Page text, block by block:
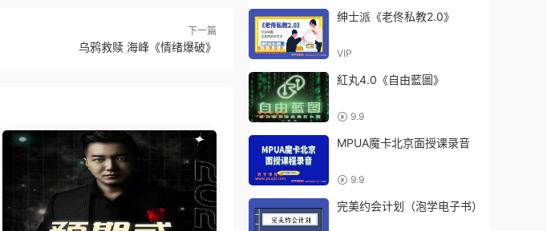
下一篇
乌鸦救赎 海峰《情绪爆破》
绅士派《老佟私教2.0》
VIP
紅丸4.0《自由藍圖》
9.9
MPUA魔卡北京面授课录音
9.9
完美约会计划（泡学电子书）